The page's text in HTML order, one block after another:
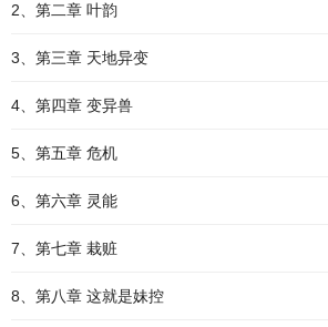
2、第二章 叶韵
3、第三章 天地异变
4、第四章 变异兽
5、第五章 危机
6、第六章 灵能
7、第七章 栽赃
8、第八章 这就是妹控